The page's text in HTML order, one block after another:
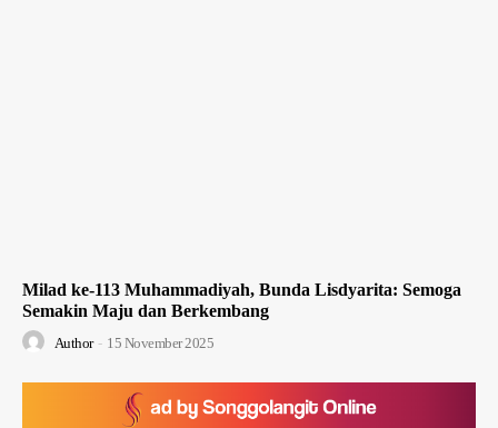
Milad ke-113 Muhammadiyah, Bunda Lisdyarita: Semoga
Semakin Maju dan Berkembang
Author - 15 November 2025